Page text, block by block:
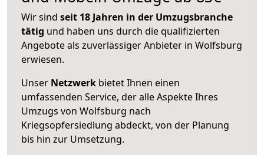
Wir sind seit 18 Jahren in der Umzugsbranche
tätig und haben uns durch die qualifizierten
Angebote als zuverlässiger Anbieter in Wolfsburg
erwiesen.
Unser Netzwerk bietet Ihnen einen
umfassenden Service, der alle Aspekte Ihres
Umzugs von Wolfsburg nach
Kriegsopfersiedlung abdeckt, von der Planung
bis hin zur Umsetzung.